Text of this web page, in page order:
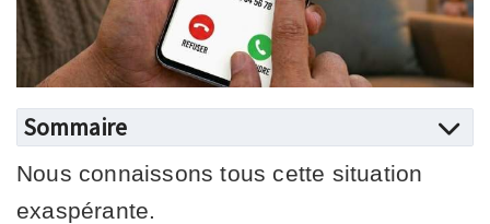
Sommaire
Nous connaissons tous cette situation
exaspérante.